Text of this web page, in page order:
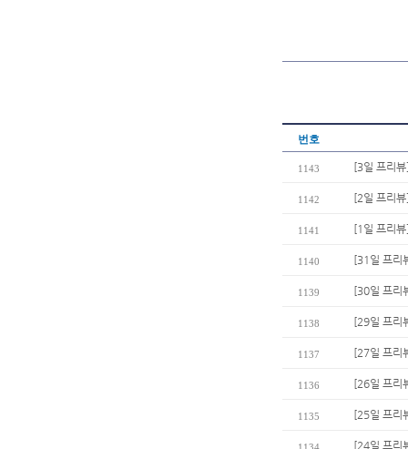
번호
1143 [3일 프리
1142 [2일 프리
1141 [1일 프리
1140 [31일 프리
1139 [30일 프리
1138 [29일 프리
1137 [27일 프리
1136 [26일 프리
1135 [25일 프리
[24일 프리